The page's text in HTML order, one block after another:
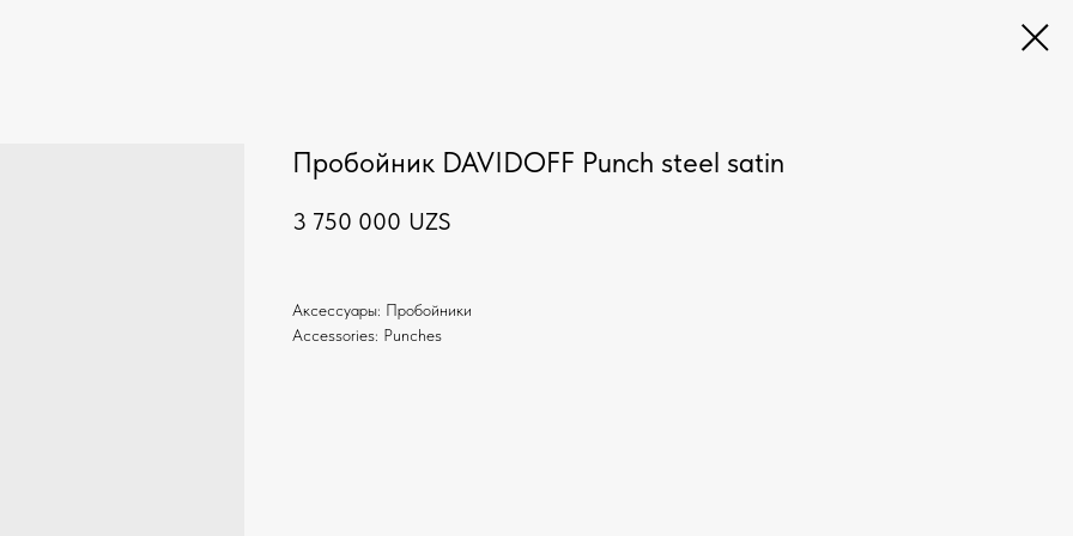
Пробойник DAVIDOFF Punch steel satin
3 750 000 UZS
Аксессуары: Пробойники
Accessories: Punches